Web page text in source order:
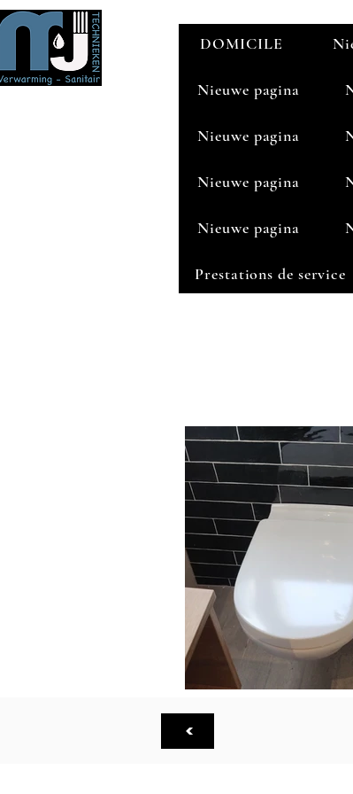
DOMICILE
Nieuwe pagina
Nieuwe pagina
Nieuwe pagina
Nieuwe pagina
Prestations de service